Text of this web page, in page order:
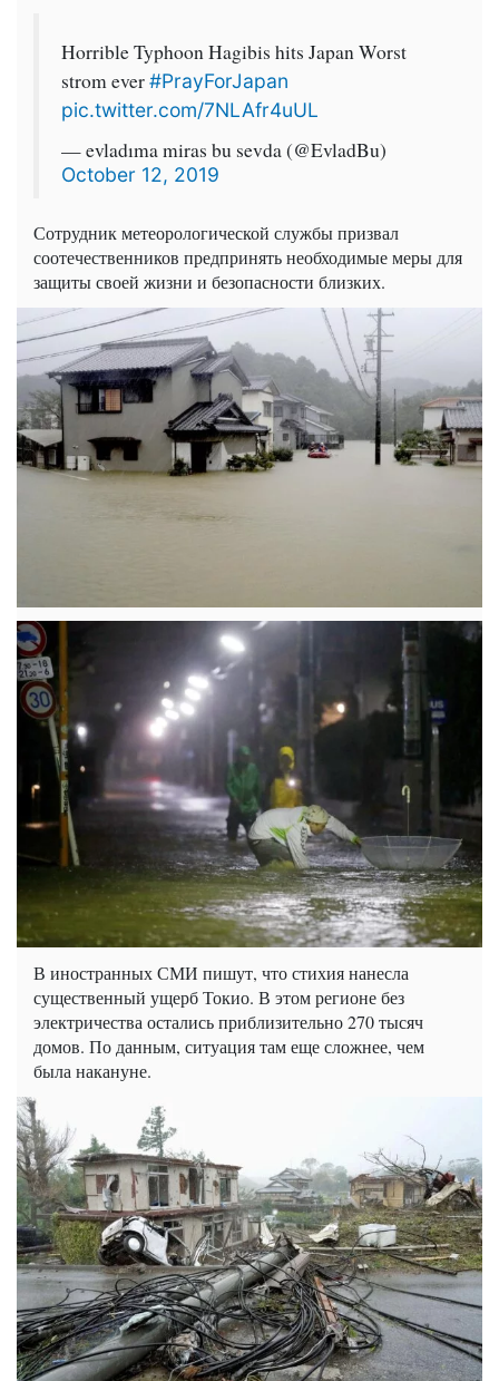
Horrible Typhoon Hagibis hits Japan Worst
strom ever#PrayForJapan
pic.twitter.com/7NLAfr4uUL
— evladıma miras bu sevda (@EvladBu)
October 12, 2019
Сотрудник метеорологической службы призвал
соотечественников предпринять необходимые меры для
защиты своей жизни и безопасности близких.
В иностранных СМИ пишут, что стихия нанесла
существенный ущерб Токио. В этом регионе без
электричества остались приблизительно 270 тысяч
домов. По данным, ситуация там еще сложнее, чем
была накануне.